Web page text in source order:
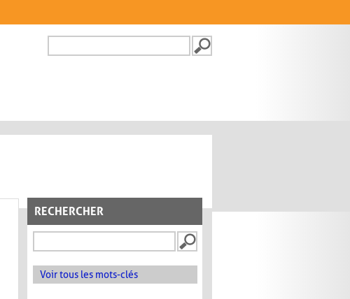
FORMULAIRE DE
RECHERCHER
Voir tous les mots-clés